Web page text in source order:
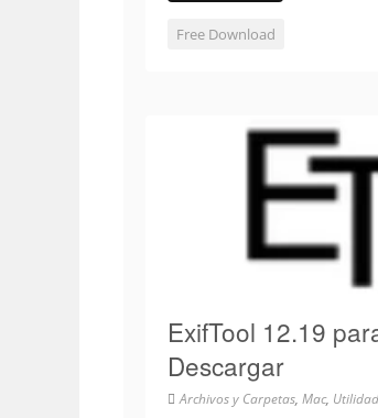
Free Download
ExifTool 12.19
Descargar
Archivos y Carpetas, Mac,